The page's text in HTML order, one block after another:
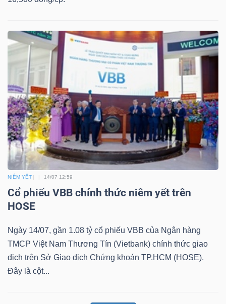
NIÊM YẾT 14/07 12:59
Cổ phiếu VBB chính thức niêm yết trên
HOSE
Ngày 14/07, gần 1.08 tỷ cổ phiếu VBB của Ngân hàng
TMCP Việt Nam Thương Tín (Vietbank) chính thức giao
dịch trên Sở Giao dịch Chứng khoán TP.HCM (HOSE).
Đây là cột...
đầu
tư
Truyền
thông
tài
chính
Dữ